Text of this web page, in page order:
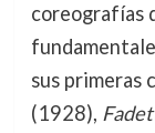
coreografías
sus primeras
(1928),